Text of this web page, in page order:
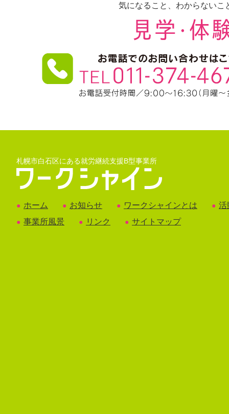
気になること、わからないこ
札幌市白石区にある就労継続支援B型事業所
● ホーム ● お知らせ ● ワークシャインとは ● 活
● 事業所風景 ● リンク ● サイトマップ